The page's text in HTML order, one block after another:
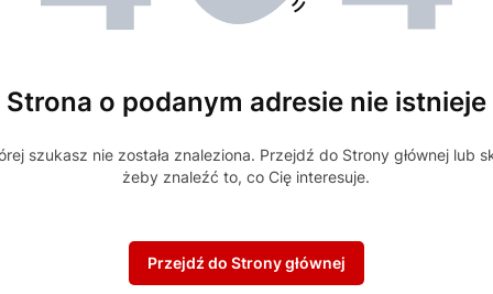
Strona o podanym adresie nie istnieje
szukasz nie została znaleziona. Przejdź do Strony głównej lub
żeby znaleźć to, co Cię interesuje.
Przejdź do Strony głównej